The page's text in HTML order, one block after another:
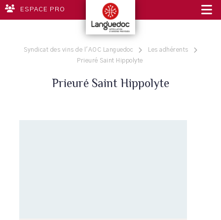
ESPACE PRO
Syndicat des vins de l'AOC Languedoc
Les adhérents
Prieuré Saint Hippolyte
Prieuré Saint Hippolyte